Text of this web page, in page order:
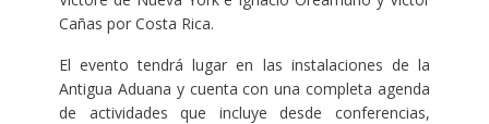
Cañas por Costa Rica.
El evento tendrá lugar en las instalaciones de la
Antigua Aduana y cuenta con una completa agenda
de actividades que incluye desde conferencias,